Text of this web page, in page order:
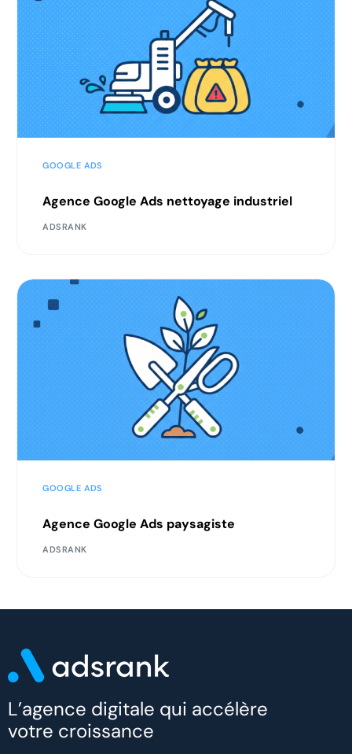
GOOGLE ADS
Agence Google Ads nettoyage industriel
ADSRANK
GOOGLE ADS
Agence Google Ads paysagiste
ADSRANK
L’agence digitale qui accélère
votre croissance